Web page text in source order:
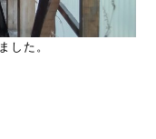
した。